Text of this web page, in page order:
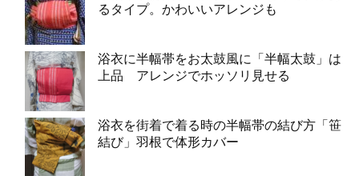
るタイプ。かわいいアレンジも
浴衣に半幅帯をお太鼓風に「半幅太鼓」は
上品 アレンジでホッソリ見せる
浴衣を街着で着る時の半幅帯の結び方「笹
結び」羽根で体形カバー